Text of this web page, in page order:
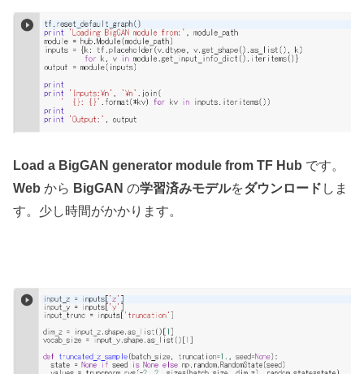
Load a BigGAN generator module from TF Hub です。
Web から BigGAN の学習済みモデルをダウンロード しま
す。少し時間がかかります。